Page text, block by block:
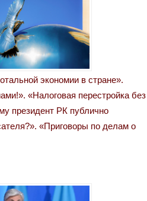
экономии в стране».
«Налоговая перестройка без
президент РК публично
«Приговоры по делам о